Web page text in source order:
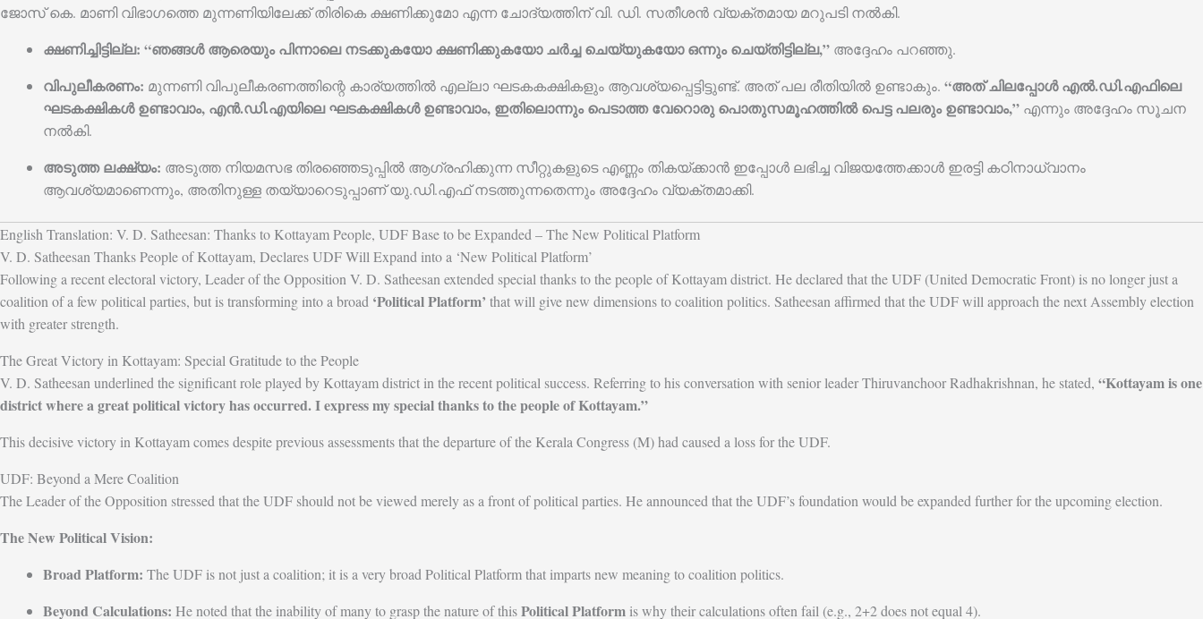
ജോസ് കെ. മാണി വിഭാഗത്തെ മുന്നണിയിലേക്ക് തിരികെ ക്ഷണിക്കുമോ എന്ന ചോദ്യത്തിന് വി. ഡി. സതീശൻ വ്യക്തമായ മറുപടി നൽകി.
ക്ഷണിച്ചിട്ടില്ല: “ഞങ്ങൾ ആരെയും പിന്നാലെ നടക്കുകയോ ക്ഷണിക്കുകയോ ചർച്ച ചെയ്യുകയോ ഒന്നും ചെയ്തിട്ടില്ല,” അദ്ദേഹം പറഞ്ഞു.
വിപുലീകരണം: മുന്നണി വിപുലീകരണത്തിന്റെ കാര്യത്തിൽ എല്ലാ ഘടകകക്ഷികളും ആവശ്യപ്പെട്ടിട്ടുണ്ട്. അത് പല രീതിയിൽ ഉണ്ടാകും. “അത് ചിലപ്പോൾ എൽ.ഡി.എഫിലെ
ഘടകക്ഷികൾ ഉണ്ടാവാം, എൻ.ഡി.എയിലെ ഘടകക്ഷികൾ ഉണ്ടാവാം, ഇതിലൊന്നും പെടാത്ത വേറൊരു പൊതുസമൂഹത്തിൽ പെട്ട പലരും ഉണ്ടാവാം,” എന്നും അദ്ദേഹം സൂചന
നൽകി.
അടുത്ത ലക്ഷ്യം: അടുത്ത നിയമസഭ തിരഞ്ഞെടുപ്പിൽ ആഗ്രഹിക്കുന്ന സീറ്റുകളുടെ എണ്ണം തികയ്ക്കാൻ ഇപ്പോൾ ലഭിച്ച വിജയത്തേക്കാൾ ഇരട്ടി കഠിനാധ്വാനം
ആവശ്യമാണെന്നും, അതിനുള്ള തയ്യാറെടുപ്പാണ് യു.ഡി.എഫ് നടത്തുന്നതെന്നും അദ്ദേഹം വ്യക്തമാക്കി.
English Translation: V. D. Satheesan: Thanks to Kottayam People, UDF Base to be Expanded – The New Political Platform
V. D. Satheesan Thanks People of Kottayam, Declares UDF Will Expand into a ‘New Political Platform’
Following a recent electoral victory, Leader of the Opposition V. D. Satheesan extended special thanks to the people of Kottayam district. He declared that the UDF (United Democratic Front) is no longer just a
coalition of a few political parties, but is transforming into a broad ‘Political Platform’ that will give new dimensions to coalition politics. Satheesan affirmed that the UDF will approach the next Assembly election
with greater strength.
The Great Victory in Kottayam: Special Gratitude to the People
V. D. Satheesan underlined the significant role played by Kottayam district in the recent political success. Referring to his conversation with senior leader Thiruvanchoor Radhakrishnan, he stated, “Kottayam is one
district where a great political victory has occurred. I express my special thanks to the people of Kottayam.”
This decisive victory in Kottayam comes despite previous assessments that the departure of the Kerala Congress (M) had caused a loss for the UDF.
UDF: Beyond a Mere Coalition
The Leader of the Opposition stressed that the UDF should not be viewed merely as a front of political parties. He announced that the UDF’s foundation would be expanded further for the upcoming election.
The New Political Vision:
Broad Platform: The UDF is not just a coalition; it is a very broad Political Platform that imparts new meaning to coalition politics.
Beyond Calculations: He noted that the inability of many to grasp the nature of thisPolitical Platform is why their calculations often fail (e.g., 2+2 does not equal 4).